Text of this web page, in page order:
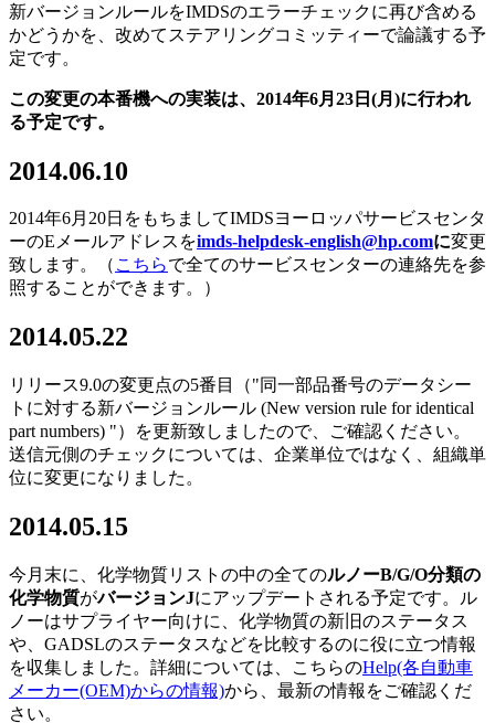
新バージョンルールをIMDSのエラーチェックに再び含める
かどうかを、改めてステアリングコミッティーで論議する予
定です。
この変更の本番機への実装は、2014年6月23日(月)に行われ
る予定です。
2014.06.10
2014年6月20日をもちましてIMDSヨーロッパサービスセンタ
ーのEメールアドレスをimds-helpdesk-english@hp.comに変更
致します。（ こちらで全てのサービスセンターの連絡先を参
照することができます。）
2014.05.22
リリース9.0の変更点の5番目（"同一部品番号のデータシー
トに対する新バージョンルール (New version rule for identical
part numbers) "）を更新致しましたので、ご確認ください。
送信元側のチェックについては、企業単位ではなく、組織単
位に変更になりました。
2014.05.15
今月末に、化学物質リストの中の全てのルノーB/G/O分類の
化学物質がバージョンJにアップデートされる予定です。ル
ノーはサプライヤー向けに、化学物質の新旧のステータス
や、GADSLのステータスなどを比較するのに役に立つ情報
を収集しました。詳細については、こちらのHelp(各自動車
メーカー(OEM)からの情報)から、最新の情報をご確認くだ
さい。